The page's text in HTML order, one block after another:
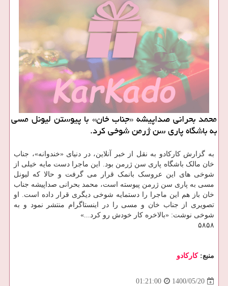
محمد بحرانی صداپیشه «جناب خان» با پیوستن لیونل مسی
به باشگاه پاری سن ژرمن شوخی کرد.
به گزارش کارکادو به نقل از خبر آنلاین، در دنیای «خندوانه»، جناب
خان مالک باشگاه پاری سن ژرمن بود. این ماجرا دست مایه خیلی از
شوخی های این عروسک بانمک قرار می گرفت و حالا که لیونل
مسی به پاری سن ژرمن پیوسته است، محمد بحرانی صداپیشه جناب
خان باز هم این ماجرا را دستمایه شوخی دیگری قرار داده است. او
تصویری از جناب خان و مسی را در اینستاگرام منتشر نمود و به
شوخی نوشت: «بالاخره کار خودش رو کرد...»
۵۸۵۸
منبع:كاركادو
1400/05/20
01:21:00